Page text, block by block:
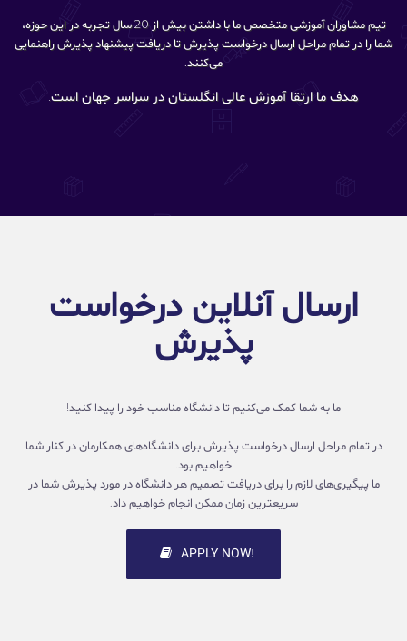
تیم مشاوران آموزشی متخصص ما با داشتن بیش از 20 سال تجربه در این حوزه،
شما را در تمام مراحل ارسال درخواست پذیرش تا دریافت پیشنهاد پذیرش راهنمایی
می‌کنند.
هدف ما ارتقا آموزش عالی انگلستان در سراسر جهان است.
ارسال آنلاین درخواست
پذیرش
ما به شما کمک می‌کنیم تا دانشگاه مناسب خود را پیدا کنید!
در تمام مراحل ارسال درخواست پذیرش برای دانشگاه‌های همکارمان در کنار شما
خواهیم بود.
ما پیگیری‌های لازم را برای دریافت تصمیم هر دانشگاه در مورد پذیرش شما در
سریعترین زمان ممکن انجام خواهیم داد.
!APPLY NOW